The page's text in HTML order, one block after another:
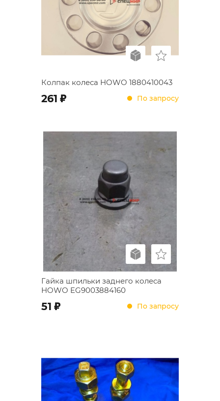
Колпак колеса HOWO 1880410043
261 ; По запросу
Гайка шпильки заднего колеса
HOWO EG9003884160
51 ; По запросу